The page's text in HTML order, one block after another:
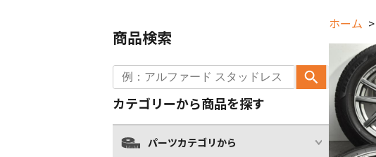
ホーム
商品検索
カテゴリーから商品を探す
パーツカテゴリから